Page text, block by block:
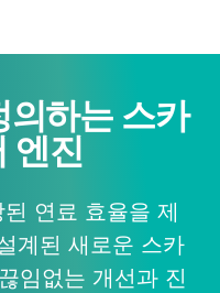
엔진
연료 효율을 제
계된 새로운 스카
임없는 개선과 진